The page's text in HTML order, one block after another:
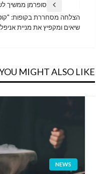
Previous
Post
סופרמן ממשיך
Next
הצלחה מסחררת בקופות:
שיאים ומקפיץ את מניית
MIGHT ALSO LIKE
NEWS